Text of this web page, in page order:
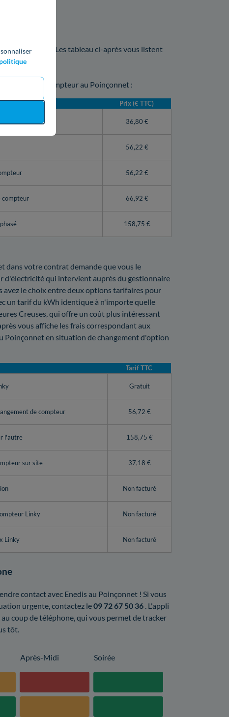
politique
?
dans l'Indre ? Les tableau ci-après vous listent
sur votre compteur au Poinçonnet :
Prix (€ TTC)
Linky) 36,80 €
56,22 €
56,22 €
compteur 66,92 €
158,75 €
dans votre contrat demande que vous le
d'électricité qui intervient auprès du gestionnaire
le choix entre deux options tarifaires pour
un tarif du kWh identique à n'importe quelle
Creuses, qui offre un coût plus intéressant
vous affiche les frais correspondant aux
Poinçonnet en situation de changement d'option
Tarif TTC
Gratuit
de compteur 56,72 €
l'autre 158,75 €
sur site 37,18 €
Non facturé
Linky Non facturé
Linky Non facturé
contact avec Enedis au Poinçonnet ! Si vous
urgente, contactez le09 72 67 50 36 . L'appli
coup de téléphone, qui vous permet de tracker
tôt.
Après-Midi Soirée